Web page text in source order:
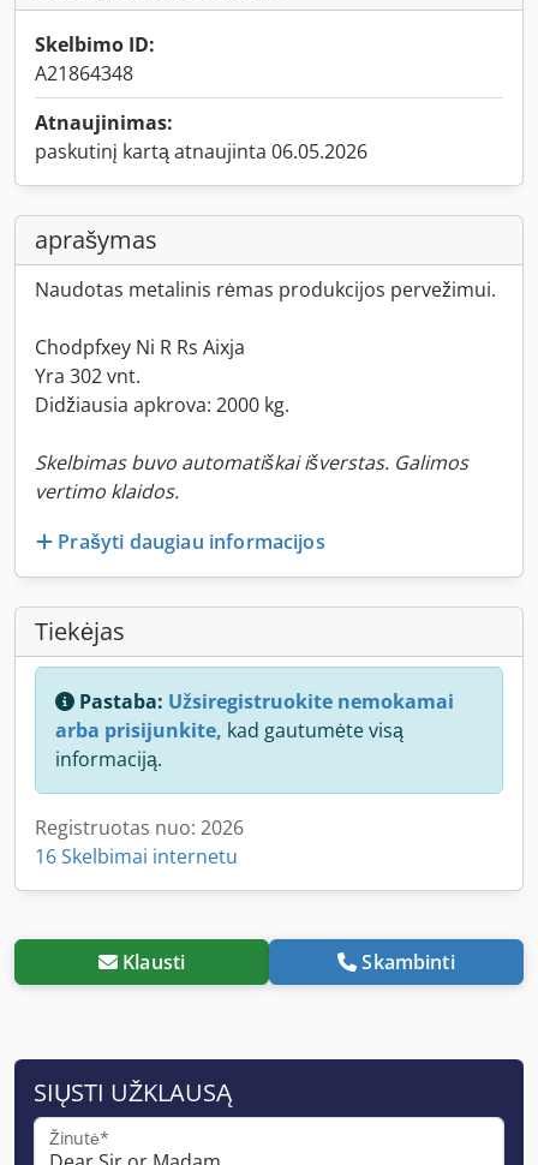
Skelbimo ID:
A21864348
Atnaujinimas:
paskutinį kartą atnaujinta 06.05.2026
aprašymas
Naudotas metalinis rėmas produkcijos pervežimui.
Chodpfxey Ni R Rs Aixja
Yra 302 vnt.
Didžiausia apkrova: 2000 kg.
Skelbimas buvo automatiškai išverstas. Galimos
vertimo klaidos.
Prašyti daugiau informacijos
Tiekėjas
Pastaba: Užsiregistruokite nemokamai
arba prisijunkite, kad gautumėte visą
informaciją.
Registruotas nuo: 2026
16 Skelbimai internetu
Klausti Skambinti
SIŲSTI UŽKLAUSĄ
Žinutė*